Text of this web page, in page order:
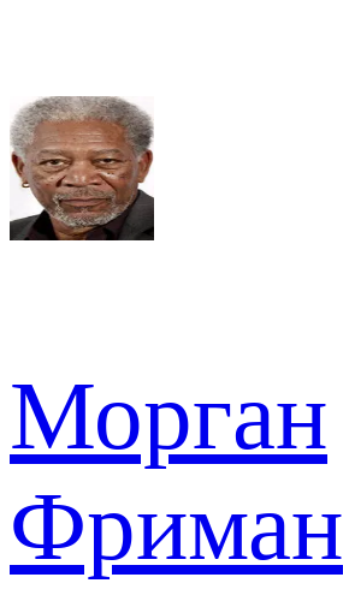
Морган
Фриман